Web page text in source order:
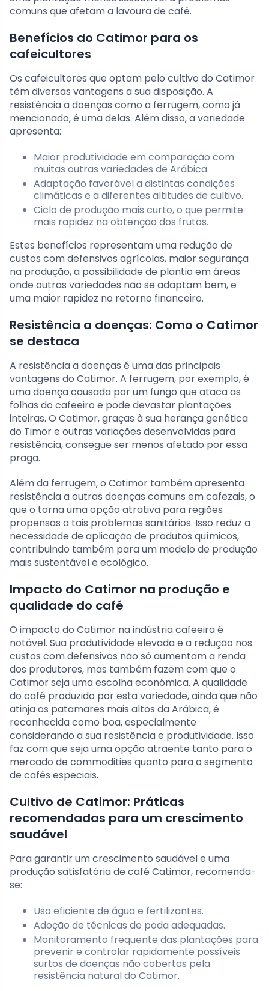
comuns que afetam a lavoura de café.
Benefícios do Catimor para os
cafeicultores
Os cafeicultores que optam pelo cultivo do Catimor
têm diversas vantagens a sua disposição. A
resistência a doenças como a ferrugem, como já
mencionado, é uma delas. Além disso, a variedade
apresenta:
Maior produtividade em comparação com
muitas outras variedades de Arábica.
Adaptação favorável a distintas condições
climáticas e a diferentes altitudes de cultivo.
Ciclo de produção mais curto, o que permite
mais rapidez na obtenção dos frutos.
Estes benefícios representam uma redução de
custos com defensivos agrícolas, maior segurança
na produção, a possibilidade de plantio em áreas
onde outras variedades não se adaptam bem, e
uma maior rapidez no retorno financeiro.
Resistência a doenças: Como o Catimor
se destaca
A resistência a doenças é uma das principais
vantagens do Catimor. A ferrugem, por exemplo, é
uma doença causada por um fungo que ataca as
folhas do cafeeiro e pode devastar plantações
inteiras. O Catimor, graças à sua herança genética
do Timor e outras variações desenvolvidas para
resistência, consegue ser menos afetado por essa
praga.
Além da ferrugem, o Catimor também apresenta
resistência a outras doenças comuns em cafezais, o
que o torna uma opção atrativa para regiões
propensas a tais problemas sanitários. Isso reduz a
necessidade de aplicação de produtos químicos,
contribuindo também para um modelo de produção
mais sustentável e ecológico.
Impacto do Catimor na produção e
qualidade do café
O impacto do Catimor na indústria cafeeira é
notável. Sua produtividade elevada e a redução nos
custos com defensivos não só aumentam a renda
dos produtores, mas também fazem com que o
Catimor seja uma escolha econômica. A qualidade
do café produzido por esta variedade, ainda que não
atinja os patamares mais altos da Arábica, é
reconhecida como boa, especialmente
considerando a sua resistência e produtividade. Isso
faz com que seja uma opção atraente tanto para o
mercado de commodities quanto para o segmento
de cafés especiais.
Cultivo de Catimor: Práticas
recomendadas para um crescimento
saudável
Para garantir um crescimento saudável e uma
produção satisfatória de café Catimor, recomenda-
se:
Uso eficiente de água e fertilizantes.
Adoção de técnicas de poda adequadas.
Monitoramento frequente das plantações para
prevenir e controlar rapidamente possíveis
surtos de doenças não cobertas pela
resistência natural do Catimor.